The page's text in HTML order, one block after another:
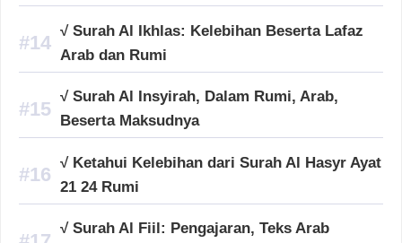
√ Surah Al Ikhlas: Kelebihan Beserta Lafaz
Arab dan Rumi
√ Surah Al Insyirah, Dalam Rumi, Arab,
Beserta Maksudnya
√ Ketahui Kelebihan dari Surah Al Hasyr Ayat
21 24 Rumi
√ Surah Al Fiil: Pengajaran, Teks Arab